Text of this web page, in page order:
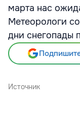
марта нас
Метеорологи
дни снегопады
Источник